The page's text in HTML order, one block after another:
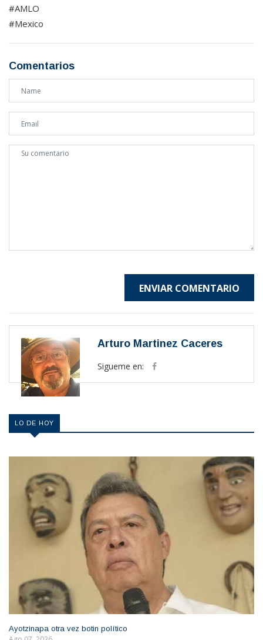
#AMLO
#Mexico
Comentarios
ENVIAR COMENTARIO
Arturo Martinez Caceres
Sigueme en:
LO DE HOY
Ayotzinapa otra vez botin político